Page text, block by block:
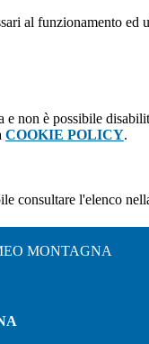
al funzionamento ed
e non è possibile
COOKIE POLICY.
consultare l'elenco
MONTAGNA